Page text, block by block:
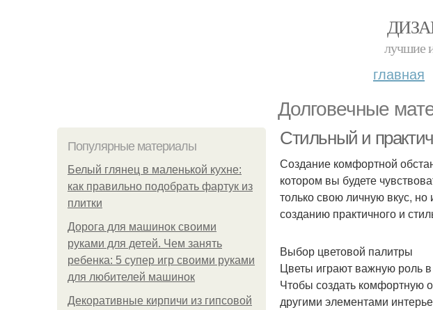
лучшие
главная
Долговечные
Популярные материалы
Белый глянец в маленькой кухне:
как правильно подобрать фартук из
плитки
Дорога для машинок своими
руками для детей. Чем занять
ребенка: 5 супер игр своими руками
для любителей машинок
Декоративные кирпичи из гипсовой
Стильный и
Создание комфортной
котором вы будете
только свою личную вкус,
созданию практичного и
Выбор цветовой палитры
Цветы играют важную роль
Чтобы создать комфортную
другими элементами